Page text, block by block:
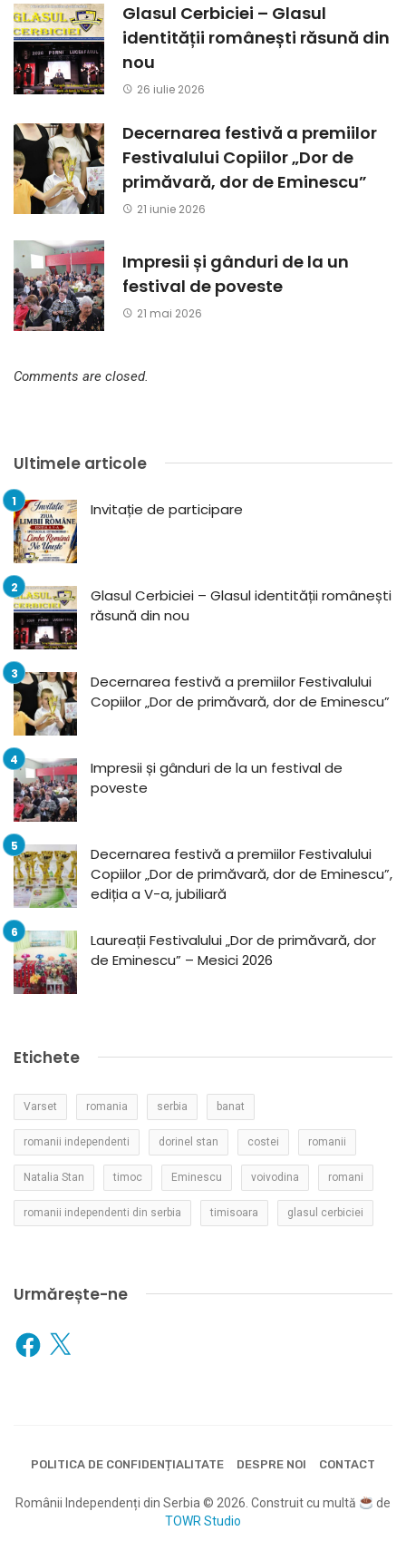
Glasul Cerbiciei – Glasul
identității românești răsună din
nou
26 iulie 2026
Decernarea festivă a premiilor
Festivalului Copiilor „Dor de
primăvară, dor de Eminescu”
21 iunie 2026
Impresii și gânduri de la un
festival de poveste
21 mai 2026
Comments are closed.
Ultimele articole
Invitație de participare
Glasul Cerbiciei – Glasul identității românești
răsună din nou
Decernarea festivă a premiilor Festivalului
Copiilor „Dor de primăvară, dor de Eminescu”
Impresii și gânduri de la un festival de
poveste
Decernarea festivă a premiilor Festivalului
Copiilor „Dor de primăvară, dor de Eminescu”,
ediția a V-a, jubiliară
Laureații Festivalului „Dor de primăvară, dor
de Eminescu” – Mesici 2026
Etichete
Varset romania serbia banat
romanii independenti dorinel stan costei romanii
Natalia Stan timoc Eminescu voivodina romani
romanii independenti din serbia timisoara glasul cerbiciei
Urmărește-ne
Facebook
X
POLITICA DE CONFIDENȚIALITATE DESPRE NOI CONTACT
Românii Independenți din Serbia © 2026. Construit cu multă
de
TOWR Studio